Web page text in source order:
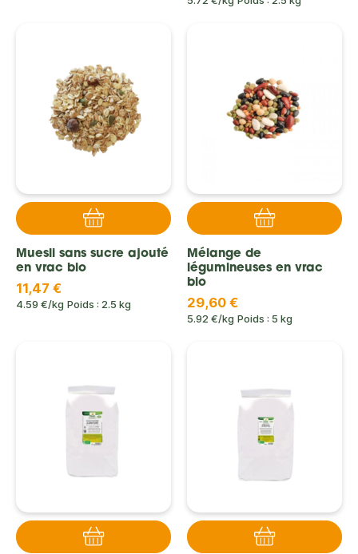
Muesli sans sucre ajouté
en vrac bio
11,47 €
4.59 €/kg Poids : 2.5 kg
Mélange de
légumineuses en vrac
bio
29,60 €
5.92 €/kg Poids : 5 kg